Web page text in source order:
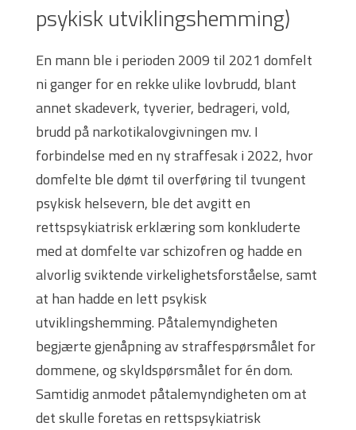
psykisk utviklingshemming)
En mann ble i perioden 2009 til 2021 domfelt
ni ganger for en rekke ulike lovbrudd, blant
annet skadeverk, tyverier, bedrageri, vold,
brudd på narkotikalovgivningen mv. I
forbindelse med en ny straffesak i 2022, hvor
domfelte ble dømt til overføring til tvungent
psykisk helsevern, ble det avgitt en
rettspsykiatrisk erklæring som konkluderte
med at domfelte var schizofren og hadde en
alvorlig sviktende virkelighetsforståelse, samt
at han hadde en lett psykisk
utviklingshemming. Påtalemyndigheten
begjærte gjenåpning av straffespørsmålet for
dommene, og skyldspørsmålet for én dom.
Samtidig anmodet påtalemyndigheten om at
det skulle foretas en rettspsykiatrisk